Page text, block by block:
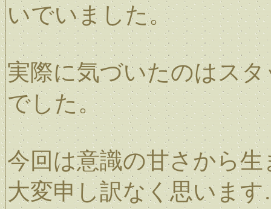
いでいました。
実際に気づいたのはス
でした。
今回は意識の甘さから
大変申し訳なく思いま